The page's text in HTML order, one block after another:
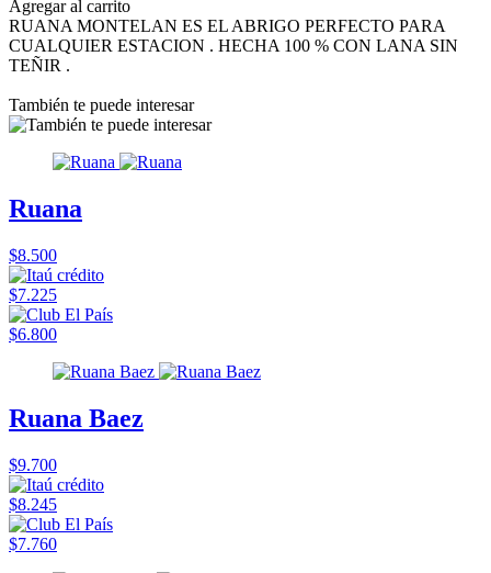
Agregar al carrito
RUANA MONTELAN ES EL ABRIGO PERFECTO PARA
CUALQUIER ESTACION . HECHA 100 % CON LANA SIN
TEÑIR .
También te puede interesar
Ruana
$8.500
$7.225
$6.800
Ruana Baez
$9.700
$8.245
$7.760